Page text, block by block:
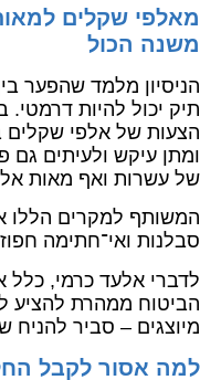
מאלפי שקלים
משנה הכול
הניסיון מלמד שהפער
תיק יכול להיות
הצעות של אלפי שקלים
ומתן עיקש ולעיתים גם
של עשרות ואף מאות
המשותף למקרים הללו
סבלנות ואי־חתימה
לדברי אלעד כרמי, כלל
הביטוח ממהרת להציע
מיוצגים – סביר להניח
למה אסור לקבל